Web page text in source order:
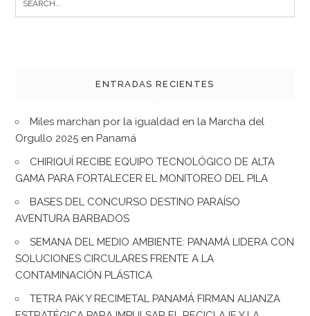
ENTRADAS RECIENTES
Miles marchan por la igualdad en la Marcha del
Orgullo 2025 en Panamá
CHIRIQUÍ RECIBE EQUIPO TECNOLÓGICO DE ALTA
GAMA PARA FORTALECER EL MONITOREO DEL PILA
BASES DEL CONCURSO DESTINO PARAÍSO
AVENTURA BARBADOS
SEMANA DEL MEDIO AMBIENTE: PANAMÁ LIDERA CON
SOLUCIONES CIRCULARES FRENTE A LA
CONTAMINACIÓN PLÁSTICA
TETRA PAK Y RECIMETAL PANAMÁ FIRMAN ALIANZA